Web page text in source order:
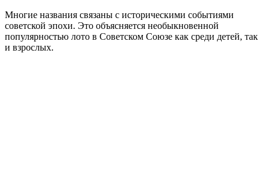
Многие названия связаны с историческими событиями
советской эпохи. Это объясняется необыкновенной
популярностью лото в Советском Союзе как среди детей, так
и взрослых.